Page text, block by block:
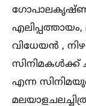
വിധേയൻ ,
എന്ന